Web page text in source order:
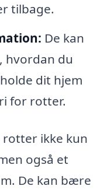
tilbage.
De kan
hvordan du
dit hjem
for rotter.
ikke kun
også et
De kan bære